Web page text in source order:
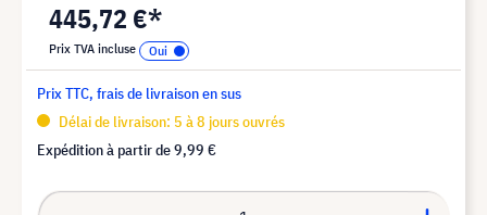
445,72 €*
Prix TVA incluse
Prix TTC, frais de livraison en sus
Délai de livraison: 5 à 8 jours ouvrés
Expédition à partir de9,99 €